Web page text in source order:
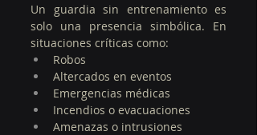
Un guardia sin entrenamiento es
solo una presencia simbólica. En
situaciones críticas como:
Robos
Altercados en eventos
Emergencias médicas
Incendios o evacuaciones
Amenazas o intrusiones